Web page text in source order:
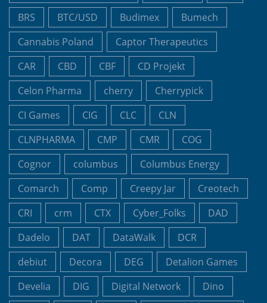
BRS
BTC/USD Budimex
Bumech
Cannabis Poland
Captor Therapeutics
CAR
CBD CBF
CD Projekt
Celon Pharma
cherry
Cherrypick
CI Games
CIG CLC
CLN
CLNPHARMA
CMP CMR
COG
Cognor
columbus
Columbus Energy
Comarch
Comp Creepy Jar
Creotech
CRI
crm CTX Cyber_Folks
DAD
Dadelo
DAT DataWalk
DCR
debiut
Decora DEG
Detalion Games
Develia
DIG Digital Network
Dino